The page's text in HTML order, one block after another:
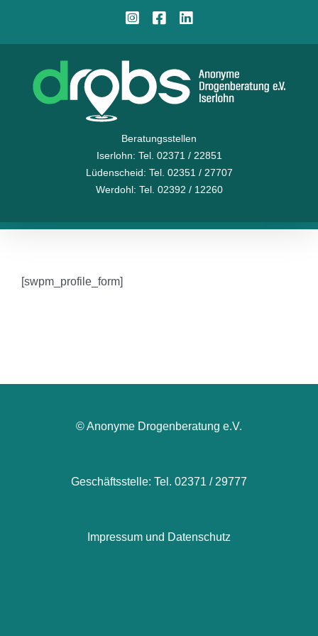
Instagram
Facebook
Beratungsstellen
Iserlohn: Tel. 02371 / 22851
Lüdenscheid: Tel. 02351 / 27707
Werdohl: Tel. 02392 / 12260
[swpm_profile_form]
© Anonyme Drogenberatung e.V.
Geschäftsstelle: Tel. 02371 / 29777
Impressum und Datenschutz